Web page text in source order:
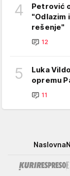
4
Petrović
"Odlazim
rešenje"
12
5
Luka
opremu
11
Naslovna